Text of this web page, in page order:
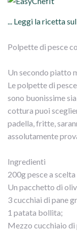
... Leggi la ricetta
Polpette di pesce
Un secondo piatto
Le polpette di
sono buonissime
cottura puoi
padella, fritte,
assolutamente
Ingredienti
200g pesce a
Un pacchetto di
3 cucchiai di pane
1 patata bollita;
Mezzo cucchiaio di